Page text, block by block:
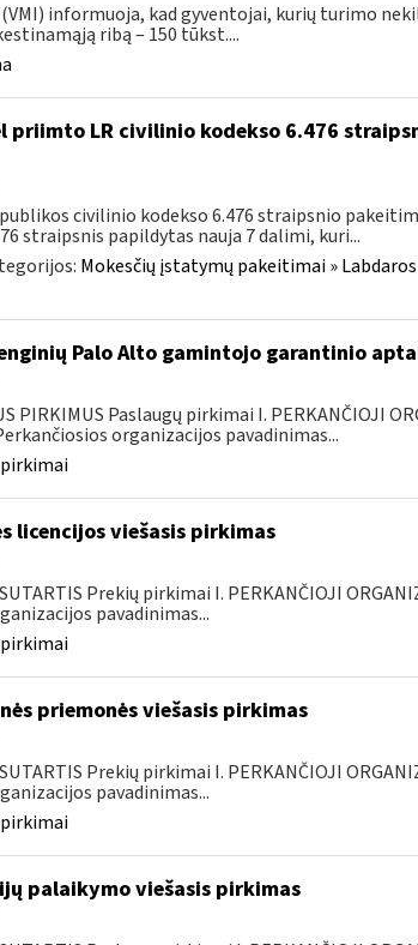
informuoja, kad gyventojai, kurių turimo
ribą – 150 tūkst....
priimto LR civilinio kodekso 6.476
civilinio kodekso 6.476 straipsnio
straipsnis papildytas nauja 7 dalimi, kuri...
Mokesčių įstatymų pakeitimai »
Palo Alto gamintojo garantinio
PIRKIMUS Paslaugų pirkimai I. PERKANČIOJI
organizacijos pavadinimas...
licencijos viešasis pirkimas
Prekių pirkimai I. PERKANČIOJI
pavadinimas...
priemonės viešasis pirkimas
Prekių pirkimai I. PERKANČIOJI
pavadinimas...
palaikymo viešasis pirkimas